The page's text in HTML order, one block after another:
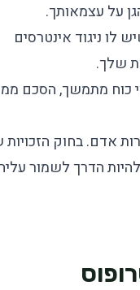
על עצמאותך.
ניגוד אינטרסים
שלך.
כוח מתמשך, הסכם
אדם. בחוק